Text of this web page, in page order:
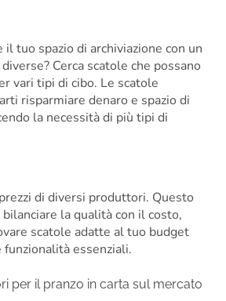
il tuo spazio di archiviazione con un
Cerca scatole che possano
vari tipi di cibo. Le scatole
risparmiare denaro e spazio di
la necessità di più tipi di
di diversi produttori. Questo
la qualità con il costo,
scatole adatte al tuo budget
funzionalità essenziali.
per il pranzo in carta sul mercato